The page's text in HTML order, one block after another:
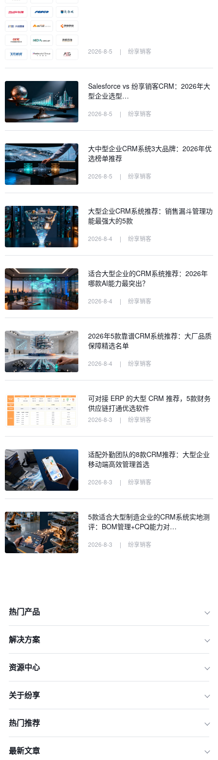
规性的黄金准则
业CRM软件（2026版）
2026-8-5 | 纷享销客
Salesforce vs 纷享销客CRM：2026年大
型企业选型…
2026-8-5 | 纷享销客
大中型企业CRM系统3大品牌：2026年优
选榜单推荐
2026-8-5 | 纷享销客
大型企业CRM系统推荐：销售漏斗管理功
能最强大的5款
2026-8-4 | 纷享销客
适合大型企业的CRM系统推荐：2026年
哪款AI能力最突出？
2026-8-4 | 纷享销客
2026年5款靠谱CRM系统推荐：大厂品质
保障精选名单
2026-8-4 | 纷享销客
可对接 ERP 的大型 CRM 推荐，5款财务
供应链打通优选软件
2026-8-3 | 纷享销客
适配外勤团队的8款CRM推荐：大型企业
移动端高效管理首选
2026-8-3 | 纷享销客
5款适合大型制造企业的CRM系统实地测
评：BOM管理+CPQ能力对…
2026-8-3 | 纷享销客
热门产品
解决方案
资源中心
关于纷享
热门推荐
最新文章